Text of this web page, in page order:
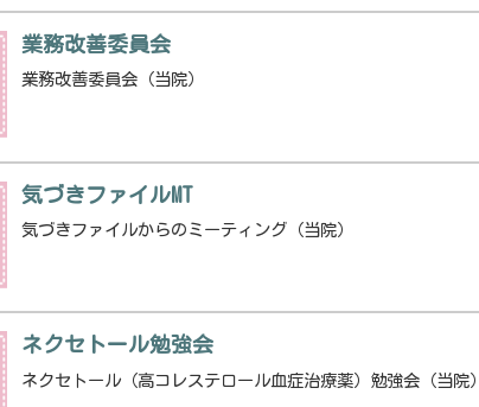
業務改善委員会
業務改善委員会（当院）
気づきファイルMT
気づきファイルからのミーティング（当院）
ネクセトール勉強会
ネクセトール（高コレステロール血症治療薬）勉強会（当院）